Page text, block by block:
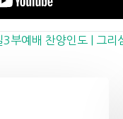
예배 찬양인도 | 그리